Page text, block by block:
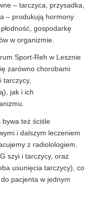
– tarczyca, przysadka,
– produkują hormony
gospodarkę
w organizmie.
Sport-Reh w Lesznie
zarówno chorobami
tarczycy,
jak i ich
bywa też ściśle
i dalszym leczeniem
z radiolologiem,
szyi i tarczycy, oraz
usunięcia tarczycy), co
pacjenta w jednym